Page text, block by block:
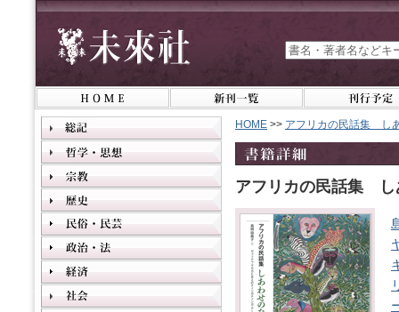
HOME >> アフリカの民話集 し
アフリカの民話集 し